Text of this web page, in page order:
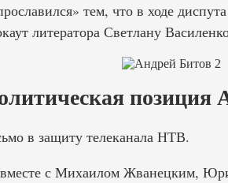
тем, что в ходе
литератора Светлану
позиция
в защиту телеканала НТВ.
вместе с Михаилом Жванецким,